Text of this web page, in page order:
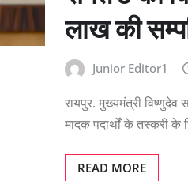
लाख की
Junior Editor1
रायपुर. मुख्यमंत्री विष्णुदेव
मादक पदार्थों के तस्करी
READ MORE